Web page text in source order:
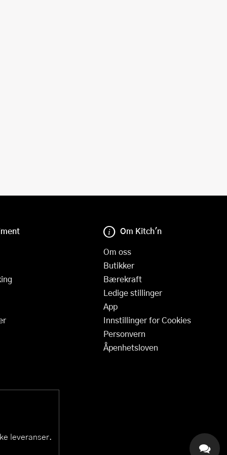
Om Kitch'n
Om oss
Butikker
Bærekraft
Ledige stillinger
App
Innstillinger for Cookies
Personvern
Åpenhetsloven
leveranser.
KAI